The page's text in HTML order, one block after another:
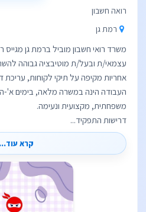
רואה חשבון
רמת גן
משרד רואי חשבון מוביל ברמת גן
עצמאי/ת ובעל/ת מוטיבציה גבוהה
אחריות מקיפה על תיקי לקוחות, עריכת
העבודה הינה במשרה מלאה, בימים א'-ה'
דרישות התפקיד...
קרא